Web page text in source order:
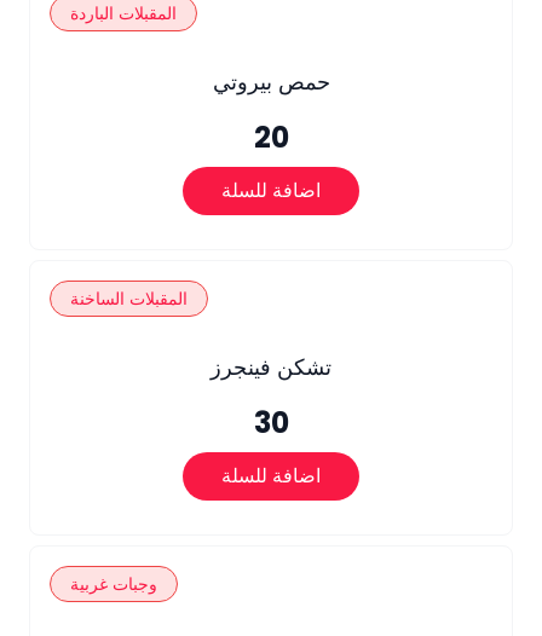
المقبلات الباردة
حمص بيروتي
20
اضافة للسلة
المقبلات الساخنة
تشكن فينجرز
30
اضافة للسلة
وجبات غربية